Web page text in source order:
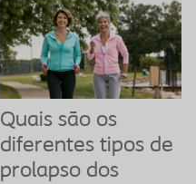
Quais são os
diferentes tipos de
prolapso dos